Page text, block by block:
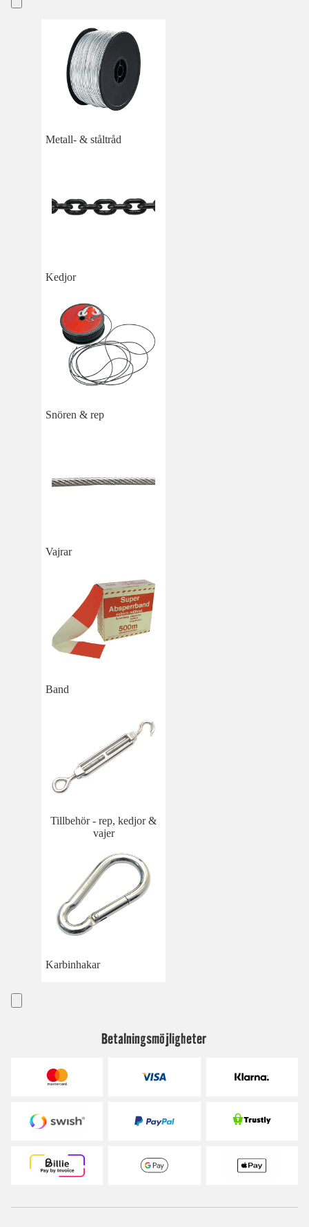
Metall- & ståltråd
Kedjor
Snören & rep
Vajrar
Band
Tillbehör - rep, kedjor &
vajer
Karbinhakar
Betalningsmöjligheter